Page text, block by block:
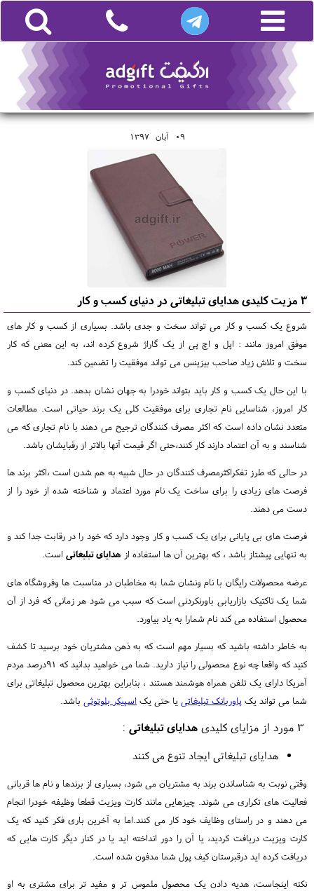
09 آبان 1397
3 مزیت کلیدی هدایای تبلیغاتی در دنیای کسب و کار
شروع یک کسب و کار می تواند سخت و جدی باشد. بسیاری از کسب و کار های
موفق امروز مانند : اپل و اچ پی از یک گاراژ شروع کرده اند، به این معنی که کار
سخت و تلاش زیاد صاحب بیزینس می تواند موفقیت را تضمین کند.
با این حال یک کسب و کار باید بتواند خودرا به جهان نشان بدهد. در دنیای کسب و
کار امروز، شناسایی نام تجاری برای موفقیت کلی یک برند حیاتی است. مطالعات
متعدد نشان داده است که اکثر مصرف کنندگان ترجیح می دهند با نام تجاری که می
شناسند و به آن اعتماد دارند کار کنند،حتی اگر قیمت آنها بالاتر از رقبایشان باشد.
در حالی که طرز تفکراکثرمصرف کنندگان در حال شبیه به هم شدن است ،اکثر برند ها
فرصت های زیادی را برای ساخت یک نام مورد اعتماد و شناخته شده از خود را از
دست می دهند.
فرصت های بی پایانی برای یک کسب و کار وجود دارد که خود را در رقابت جدا کند و
به تنهایی پیشتاز باشد ، که بهترین آن ها استفاده از هدایای تبلیغاتی است.
عرضه محصولات رایگان با نام ونشان شما به مخاطبان در مناسبت ها وفروشگاه های
شما یک تاکتیک بازاریابی باورنکردنی است که سبب می شود هر زمانی که فرد از آن
محصول استفاده می کند نام شمارا به یاد بیاورد.
به خاطر داشته باشید که بسیار مهم است که به ذهن مشتریان خود برسید تا کشف
کنید که واقعا چه نوع محصولی را نیاز دارید. شما می خواهید بدانید که 91درصد مردم
آمریکا دارای یک تلفن همراه هوشمند هستند ، بنابراین بهترین محصول تبلیغاتی برای
شما می تواند یک پاوربانک تبلیغاتی یا حتی یک اسپیکر بلوتوثی باشد.
هدایای تبلیغاتی :
هدایای تبلیغاتی ایجاد تنوع می کنند
وقتی نوبت به شناساندن برند به مشتریان می شود، بسیاری از برندها و نام ها قربانی
فعالیت های تکراری می شوند. چیزهایی مانند کارت ویزیت قطعا وظیفه خودرا انجام
می دهند و در راستای وظایف خود کار می کنند.اما به آخرین باری فکر کنید که یک
کارت ویزیت دریافت کردید، یا آن را دور انداخته اید یا در کنار دیگر کارت هایی که
دریافت کرده اید درقبرستان کیف پول شما مدفون شده است.
نکته اینجاست، هدیه دادن یک محصول ملموس تر و مفید تر برای مشتری به او